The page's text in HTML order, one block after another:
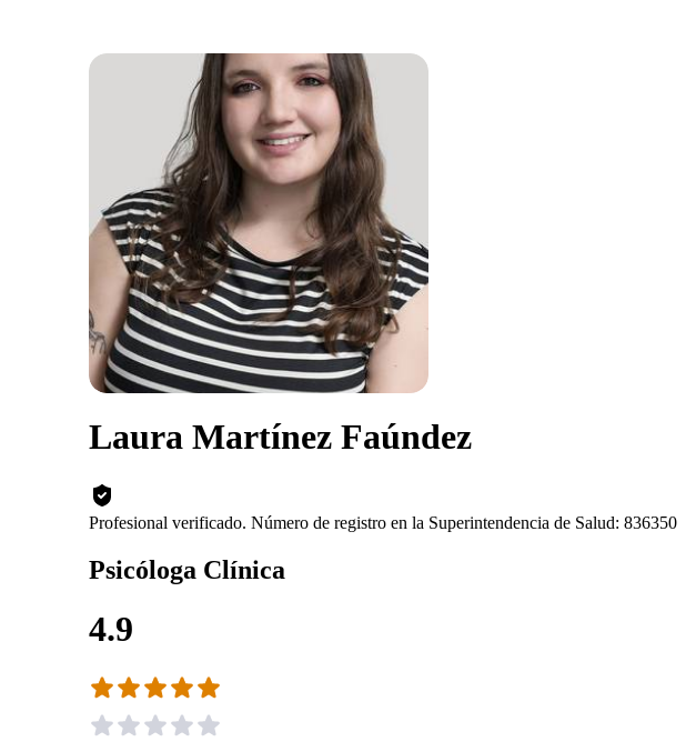
Laura Martínez Faúndez
Profesional verificado. Número de registro en la Superintendencia de Salud: 836350
Psicóloga Clínica
4.9